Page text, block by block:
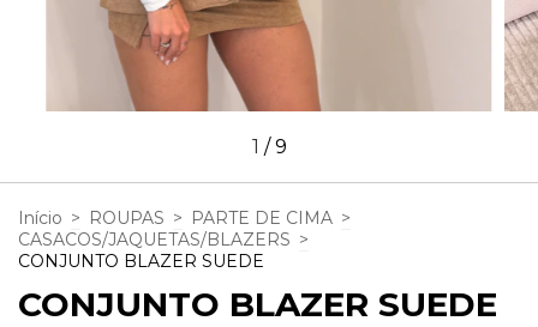
1 /9
Início > ROUPAS > PARTE DE CIMA >
CASACOS/JAQUETAS/BLAZERS >
CONJUNTO BLAZER SUEDE
CONJUNTO BLAZER SUEDE